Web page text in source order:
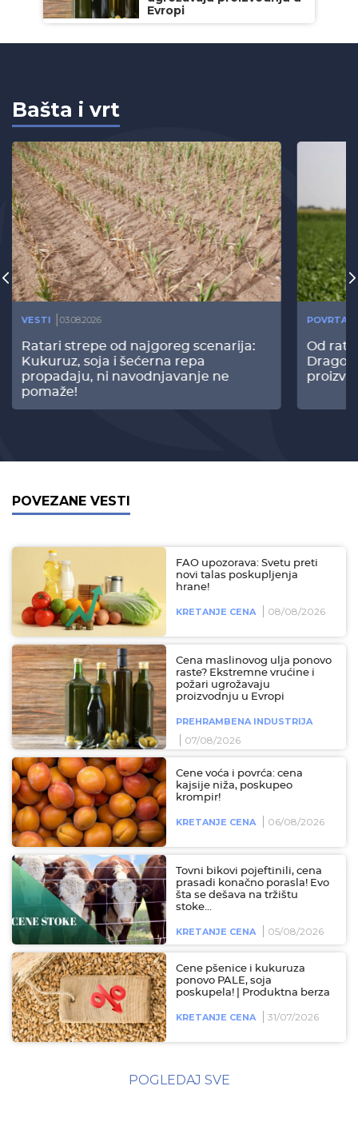
Evropi
Bašta i vrt
VESTI 03.08.2026
Ratari strepe od najgoreg scenarija:
Kukuruz, soja i šećerna repa
propadaju, ni navodnjavanje ne
pomaže!
Od
POVEZANE VESTI
FAO upozorava: Svetu preti
novi talas poskupljenja
hrane!
KRETANJE CENA 08/08/2026
Cena maslinovog ulja ponovo
raste? Ekstremne vrućine i
požari ugrožavaju
proizvodnju u Evropi
PREHRAMBENA INDUSTRIJA
07/08/2026
Cene voća i povrća: cena
kajsije niža, poskupeo
krompir!
KRETANJE CENA 06/08/2026
Tovni bikovi pojeftinili, cena
prasadi konačno porasla! Evo
šta se dešava na tržištu
stoke...
KRETANJE CENA 05/08/2026
Cene pšenice i kukuruza
ponovo PALE, soja
poskupela! | Produktna berza
KRETANJE CENA 31/07/2026
POGLEDAJ SVE